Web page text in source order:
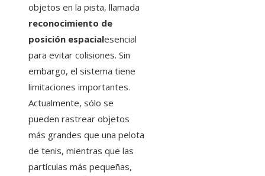
objetos en la pista, llamada
reconocimiento de
posición espacialesencial
para evitar colisiones. Sin
embargo, el sistema tiene
limitaciones importantes.
Actualmente, sólo se
pueden rastrear objetos
más grandes que una pelota
de tenis, mientras que las
partículas más pequeñas,